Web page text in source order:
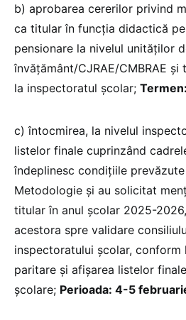
b) aprobarea cererilor privind
ca titular în funcţia didactică
pensionare la nivelul unităţilor
învăţământ/CJRAE/CMBRAE
la inspectoratul şcolar;
c) întocmirea, la nivelul
listelor finale cuprinzând
îndeplinesc condiţiile
Metodologie și au solicitat
titular în anul școlar 2025-
acestora spre validare
inspectoratului şcolar, conform
paritare şi afişarea listelor
şcolare; Perioada: 4-5